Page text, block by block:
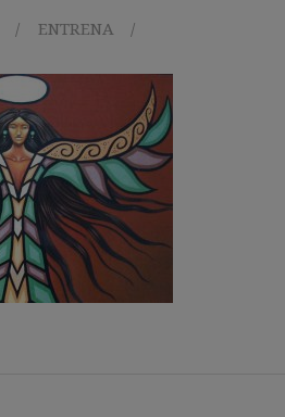
ENTRENA